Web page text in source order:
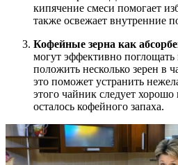
кипячение смеси помогает
также освежает внутренние
Кофейные зерна как
могут эффективно
положить несколько зерен в
это поможет устранить
этого чайник следует
осталось кофейного запаха.